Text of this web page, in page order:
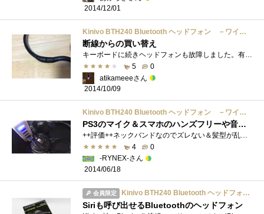
2014/12/01
Kinivo BTH240 Bluetooth ヘッドフォン －ワイヤレス音楽ストリーミングとハンズフリー通話に対応（ブラック）
断線からの買い替え
キーボードに続きヘッドフォンも故障しました。有線のヘッドフォンで凌いでいたのですが、ワイヤレスに慣れた体は満足しませんでした。従来�...
5
0
atikameeeさん
2014/10/09
Kinivo BTH240 Bluetooth ヘッドフォン －ワイヤレス音楽ストリーミングとハンズフリー通話に対応（ブラック）
PS3のマイク＆スマホのハンズフリーや音楽鑑賞に使用しています。
++評価++ネックバンドなのでズレない＆髪型が乱れない黒ベースの渋いデザイン迫力のステレオ仕様、長い稼働時間お手ごろ価格でヘッドホンとハ�...
4
0
-RYNEX-さん
2014/06/18
会員限定 Kinivo BTH240 Bluetooth ヘッドフォン －ワイヤレス音楽ストリーミングとハンズフリー通話に対応（ブラック）
Siriも呼び出せるBluetoothのヘッドフォン